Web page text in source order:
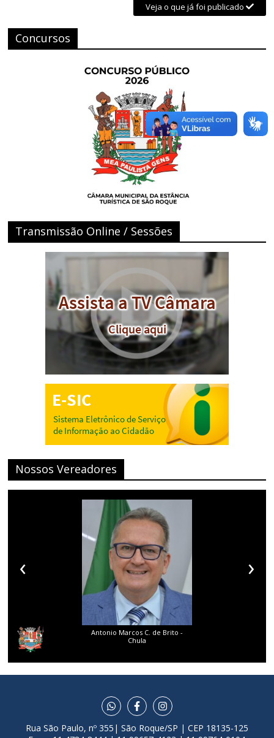
Veja o que já foi publicado
Concursos
Transmissão Online / Sessões
Nossos Vereadores
Antonio Marcos C. de Brito -
Chula
‹ ›
Rua São Paulo, nº 355| São Roque/SP | CEP 18135-125